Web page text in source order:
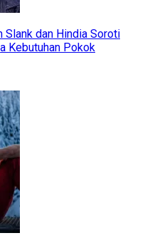
Slank dan Hindia Soroti
Kebutuhan Pokok